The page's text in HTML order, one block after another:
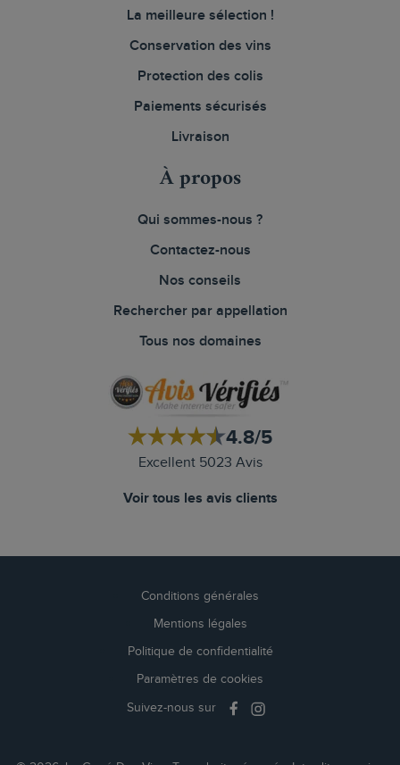
La meilleure sélection !
Conservation des vins
Protection des colis
Paiements sécurisés
Livraison
À propos
Qui sommes-nous ?
Contactez-nous
Nos conseils
Rechercher par appellation
Tous nos domaines
4.8/5
Excellent 5023 Avis
Voir tous les avis clients
Conditions générales
Mentions légales
Politique de confidentialité
Paramètres de cookies
Suivez-nous sur